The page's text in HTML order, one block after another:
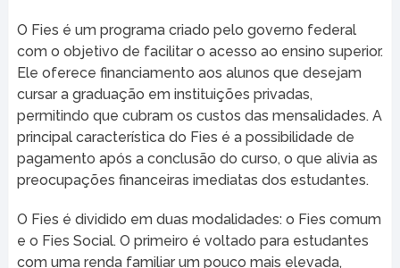
O Fies é um programa criado pelo governo federal
com o objetivo de facilitar o acesso ao ensino superior.
Ele oferece financiamento aos alunos que desejam
cursar a graduação em instituições privadas,
permitindo que cubram os custos das mensalidades. A
principal característica do Fies é a possibilidade de
pagamento após a conclusão do curso, o que alivia as
preocupações financeiras imediatas dos estudantes.
O Fies é dividido em duas modalidades: o Fies comum
e o Fies Social. O primeiro é voltado para estudantes
com uma renda familiar um pouco mais elevada,